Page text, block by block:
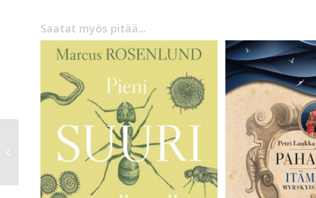
Saatat myös pitää...
Adolph Törneros
romantiikkaa